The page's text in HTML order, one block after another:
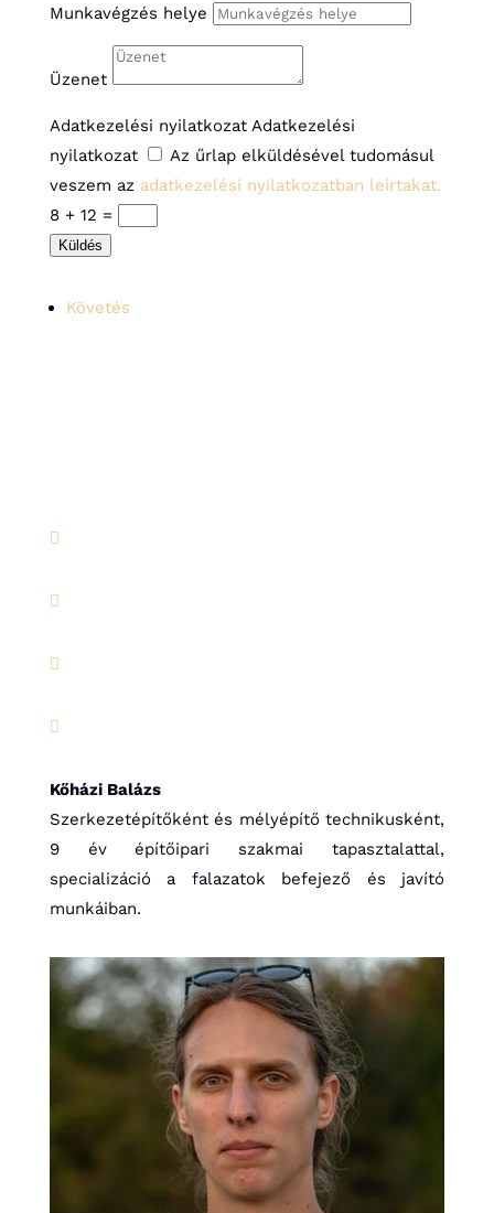
Munkavégzés helye
Üzenet
Adatkezelési nyilatkozat Adatkezelési
nyilatkozat
Az űrlap elküldésével tudomásul
veszem az adatkezelési nyilatkozatban leírtakat.
8 + 12 =
Küldés
Követés




Kőházi Balázs
Szerkezetépítőként és mélyépítő technikusként,
9 év építőipari szakmai tapasztalattal,
specializáció a falazatok befejező és javító
munkáiban.